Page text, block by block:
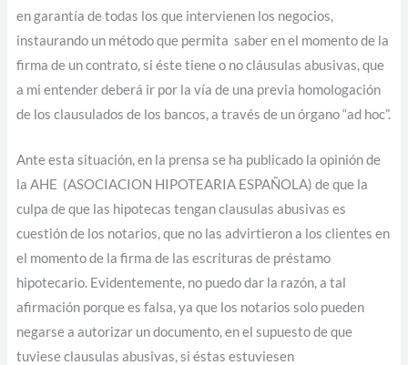
en garantía de todas los que intervienen los negocios,
instaurando un método que permita saber en el momento de la
firma de un contrato, si éste tiene o no cláusulas abusivas, que
a mi entender deberá ir por la vía de una previa homologación
de los clausulados de los bancos, a través de un órgano “ad hoc”.
Ante esta situación, en la prensa se ha publicado la opinión de
la AHE (ASOCIACION HIPOTEARIA ESPAÑOLA) de que la
culpa de que las hipotecas tengan clausulas abusivas es
cuestión de los notarios, que no las advirtieron a los clientes en
el momento de la firma de las escrituras de préstamo
hipotecario. Evidentemente, no puedo dar la razón, a tal
afirmación porque es falsa, ya que los notarios solo pueden
negarse a autorizar un documento, en el supuesto de que
tuviese clausulas abusivas, si éstas estuviesen